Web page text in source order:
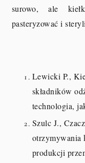
surowo, ale
pasteryzować i
Lewicki P.,
składników
technologia,
Szulc J.,
otrzymywania
produkcji